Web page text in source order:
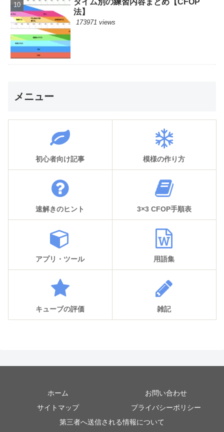
法】
173971 views
メニュー
初心者向け記事 模様の作り方
速解きのヒント 3×3 CFOP手順表
アプリ・ツール 用語集
キューブの評価 雑記
ホーム
お問い合わせ
サイトマップ
プライバシーポリシー
第三者へ送信される情報について